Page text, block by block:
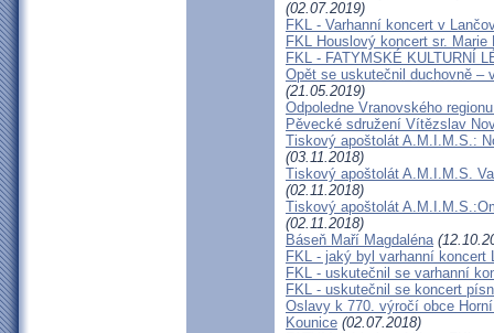
(02.07.2019)
FKL - Varhanní koncert v
FKL Houslový koncert sr. Marie
FKL - FATYMSKÉ KULTURNÍ
Opět se uskutečnil duchovně –
(21.05.2019)
Odpoledne Vranovského
Pěvecké sdružení Vítězslav
Tiskový apoštolát A.M.I.M.S.:
(03.11.2018)
Tiskový apoštolát A.M.I.M.S.
(02.11.2018)
Tiskový apoštolát
(02.11.2018)
Báseň Maří Magdaléna
FKL - jaký byl varhanní koncert
FKL - uskutečnil se varhanní
FKL - uskutečnil se koncert
Oslavy k 770. výročí obce
Kounice (02.07.2018)